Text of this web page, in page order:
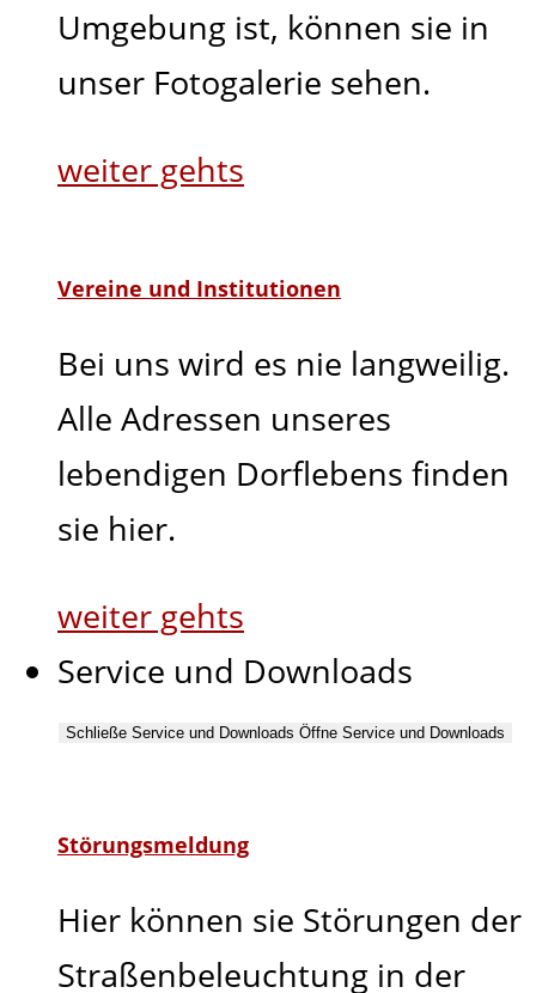
Umgebung ist, können sie in
unser Fotogalerie sehen.
weiter gehts
Vereine und Institutionen
Bei uns wird es nie langweilig.
Alle Adressen unseres
lebendigen Dorflebens finden
sie hier.
weiter gehts
Service und Downloads
Schließe Service und Downloads Öffne Service und Downloads
Störungsmeldung
Hier können sie Störungen der
Straßenbeleuchtung in der